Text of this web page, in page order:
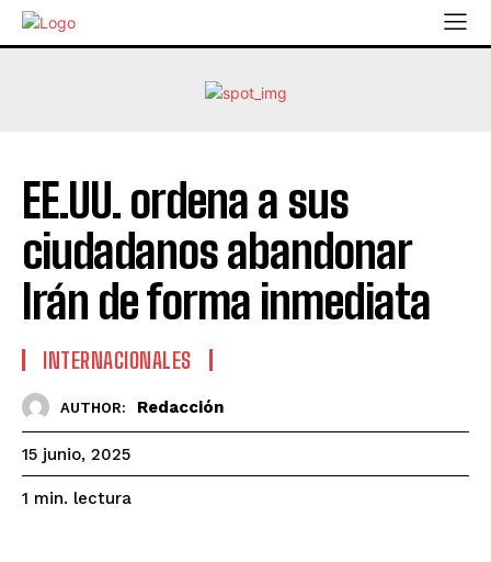
EE.UU. ordena a sus
ciudadanos abandonar
Irán de forma inmediata
INTERNACIONALES
AUTHOR: Redacción
15 junio, 2025
1 min. lectura